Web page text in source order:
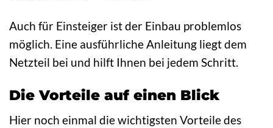
Auch für Einsteiger ist der Einbau problemlos
möglich. Eine ausführliche Anleitung liegt dem
Netzteil bei und hilft Ihnen bei jedem Schritt.
Die Vorteile auf einen Blick
Hier noch einmal die wichtigsten Vorteile des